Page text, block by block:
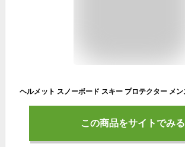
この商品をサイトでみる